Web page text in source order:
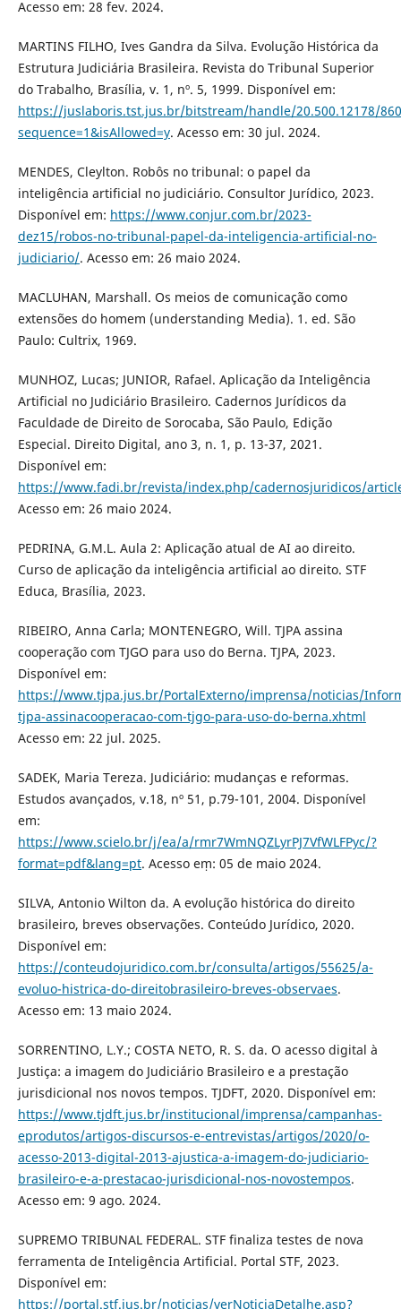
Acesso em: 28 fev. 2024.
MARTINS FILHO, Ives Gandra da Silva. Evolução Histórica da
Estrutura Judiciária Brasileira. Revista do Tribunal Superior
do Trabalho, Brasília, v. 1, nº. 5, 1999. Disponível em:
https://juslaboris.tst.jus.br/bitstream/handle/20.500.12178/
sequence=1&isAllowed=y. Acesso em: 30 jul. 2024.
MENDES, Cleylton. Robôs no tribunal: o papel da
inteligência artificial no judiciário. Consultor Jurídico, 2023.
Disponível em: https://www.conjur.com.br/2023-
dez15/robos-no-tribunal-papel-da-inteligencia-artificial-no-
judiciario/. Acesso em: 26 maio 2024.
MACLUHAN, Marshall. Os meios de comunicação como
extensões do homem (understanding Media). 1. ed. São
Paulo: Cultrix, 1969.
MUNHOZ, Lucas; JUNIOR, Rafael. Aplicação da Inteligência
Artificial no Judiciário Brasileiro. Cadernos Jurídicos da
Faculdade de Direito de Sorocaba, São Paulo, Edição
Especial. Direito Digital, ano 3, n. 1, p. 13-37, 2021.
Disponível em:
https://www.fadi.br/revista/index.php/cadernosjuridicos/
Acesso em: 26 maio 2024.
PEDRINA, G.M.L. Aula 2: Aplicação atual de AI ao direito.
Curso de aplicação da inteligência artificial ao direito. STF
Educa, Brasília, 2023.
RIBEIRO, Anna Carla; MONTENEGRO, Will. TJPA assina
cooperação com TJGO para uso do Berna. TJPA, 2023.
Disponível em:
https://www.tjpa.jus.br/PortalExterno/imprensa/noticias/
tjpa-assinacooperacao-com-tjgo-para-uso-do-berna.xhtml
Acesso em: 22 jul. 2025.
SADEK, Maria Tereza. Judiciário: mudanças e reformas.
Estudos avançados, v.18, nº 51, p.79-101, 2004. Disponível
em:
https://www.scielo.br/j/ea/a/rmr7WmNQZLyrPJ7VfWLFPyc/?
format=pdf&lang=pt. Acesso eṃ: 05 de maio 2024.
SILVA, Antonio Wilton da. A evolução histórica do direito
brasileiro, breves observações. Conteúdo Jurídico, 2020.
Disponível em:
https://conteudojuridico.com.br/consulta/artigos/55625/a-
evoluo-histrica-do-direitobrasileiro-breves-observaes.
Acesso em: 13 maio 2024.
SORRENTINO, L.Y.; COSTA NETO, R. S. da. O acesso digital à
Justiça: a imagem do Judiciário Brasileiro e a prestação
jurisdicional nos novos tempos. TJDFT, 2020. Disponível em:
https://www.tjdft.jus.br/institucional/imprensa/campanhas-
eprodutos/artigos-discursos-e-entrevistas/artigos/2020/o-
acesso-2013-digital-2013-ajustica-a-imagem-do-judiciario-
brasileiro-e-a-prestacao-jurisdicional-nos-novostempos.
Acesso em: 9 ago. 2024.
SUPREMO TRIBUNAL FEDERAL. STF finaliza testes de nova
ferramenta de Inteligência Artificial. Portal STF, 2023.
Disponível em:
https://portal.stf.jus.br/noticias/verNoticiaDetalhe.asp?